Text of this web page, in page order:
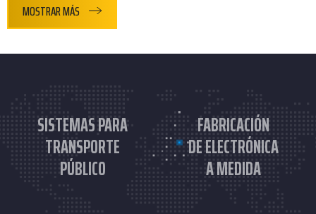
MOSTRAR MÁS
SISTEMAS PARA
TRANSPORTE
PÚBLICO
FABRICACIÓN
DE ELECTRÓNICA
A MEDIDA